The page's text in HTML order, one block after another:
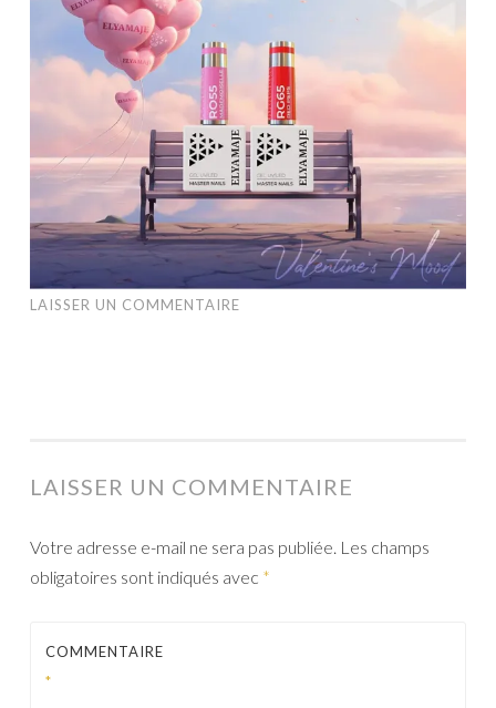
LAISSER UN COMMENTAIRE
LAISSER UN COMMENTAIRE
Votre adresse e-mail ne sera pas publiée. Les champs
obligatoires sont indiqués avec *
COMMENTAIRE
*